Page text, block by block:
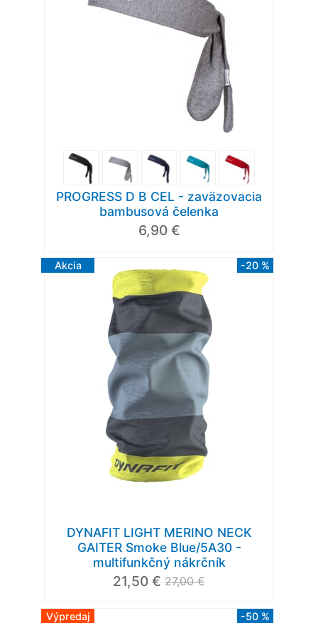
PROGRESS D B CEL - zaväzovacia
bambusová čelenka
6,90 €
Akcia -20 %
DYNAFIT LIGHT MERINO NECK
GAITER Smoke Blue/5A30 -
multifunkčný nákrčník
21,50 € 27,00 €
Výpredaj -50 %